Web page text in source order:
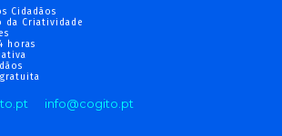
Cidadãos
da Criatividade
horas
info@cogito.pt